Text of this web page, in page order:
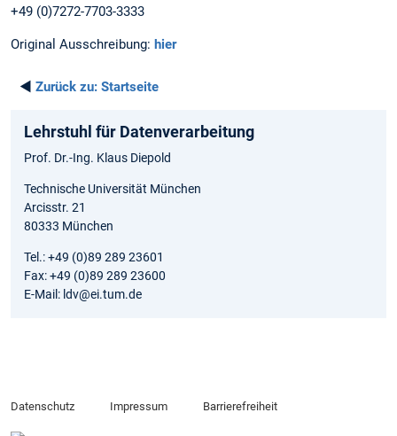
+49 (0)7272-7703-3333
Original Ausschreibung: hier
◄ Zurück zu: Startseite
Lehrstuhl für Datenverarbeitung
Prof. Dr.-Ing. Klaus Diepold
Technische Universität München
Arcisstr. 21
80333 München
Tel.: +49 (0)89 289 23601
Fax: +49 (0)89 289 23600
E-Mail: ldv@ei.tum.de
Datenschutz Impressum Barrierefreiheit